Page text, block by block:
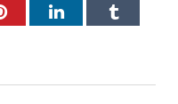
PinterestLinkedInTumblr